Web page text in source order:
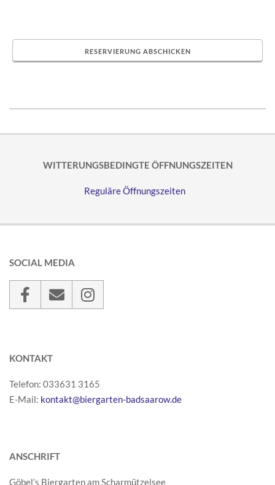
08-
WITTERUNGSBEDINGTE ÖFFNUNGSZEITEN
Reguläre Öffnungszeiten
SOCIAL MEDIA
KONTAKT
Telefon: 033631 3165
E-Mail: kontakt@biergarten-badsaarow.de
ANSCHRIFT
Göbel’s Biergarten am Scharmützelsee